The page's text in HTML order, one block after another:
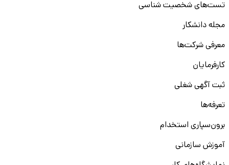
تست‌های شخصیت شناسی
مجله دانشکار
معرفی شرکت‌ها
کارفرمایان
ثبت آگهی شغلی
تعرفه‌ها
برون‌سپاری استخدام
آموزش سازمانی